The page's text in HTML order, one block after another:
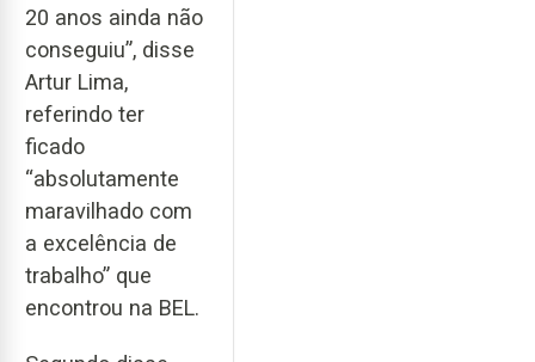
20 anos ainda não
conseguiu”, disse
Artur Lima,
referindo ter
ficado
“absolutamente
maravilhado com
a excelência de
trabalho” que
encontrou na BEL.